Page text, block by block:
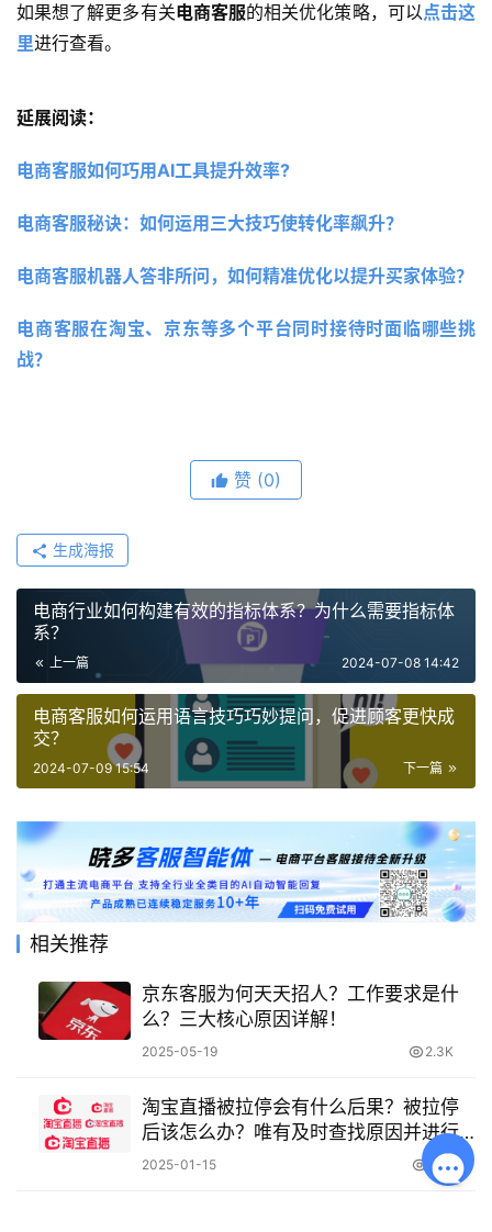
如果想了解更多有关电商客服的相关优化策略，可以点击这
里进行查看。
延展阅读：
电商客服如何巧用AI工具提升效率?
电商客服秘诀：如何运用三大技巧使转化率飙升？
电商客服机器人答非所问，如何精准优化以提升买家体验？
电商客服在淘宝、京东等多个平台同时接待时面临哪些挑
战？
赞 (0)
生成海报
电商行业如何构建有效的指标体系？为什么需要指标体
系？
上一篇 2024-07-08 14:42
电商客服如何运用语言技巧巧妙提问，促进顾客更快成
交？
下一篇
2024-07-09 15:54
相关推荐
京东客服为何天天招人？工作要求是什
么？三大核心原因详解！
2025-05-19 2.3K
淘宝直播被拉停会有什么后果？被拉停
后该怎么办？唯有及时查找原因并进行
整改才是办法！
2025-01-15 1.5K